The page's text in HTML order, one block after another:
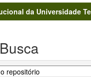
da Universidade